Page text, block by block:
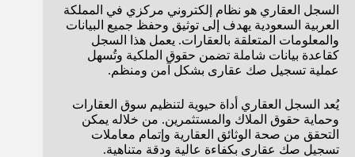
السجل العقاري هو نظام إلكتروني مركزي في المملكة
العربية السعودية يهدف إلى توثيق وحفظ جميع البيانات
والمعلومات المتعلقة بالعقارات. يعمل هذا السجل
كقاعدة بيانات شاملة تضمن حقوق الملكية وتُسهل
عملية تسجيل صك عقارى بشكل آمن ومنظم.
يُعد السجل العقاري أداة حيوية لتنظيم سوق العقارات
وحماية حقوق الملاك والمستثمرين. من خلاله يمكن
التحقق من صحة الوثائق العقارية وإتمام معاملات
تسجيل صك عقارى بكفاءة عالية ودقة متناهية.